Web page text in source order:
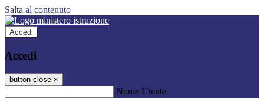
Salta al contenuto
Accedi
Accedi
button close ×
Nome Utente